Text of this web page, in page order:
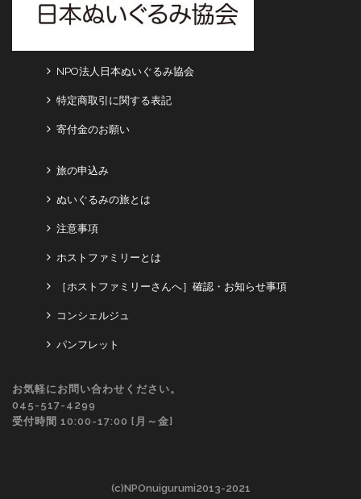
NPO法人日本ぬいぐるみ協会
特定商取引に関する表記
寄付金のお願い
旅の申込み
ぬいぐるみの旅とは
注意事項
ホストファミリーとは
［ホストファミリーさんへ］確認・お知らせ事項
コンシェルジュ
パンフレット
お気軽にお問い合わせください。
045-517-4299
受付時間 10:00-17:00 [月～金]
(c)NPOnuigurumi2013-2021